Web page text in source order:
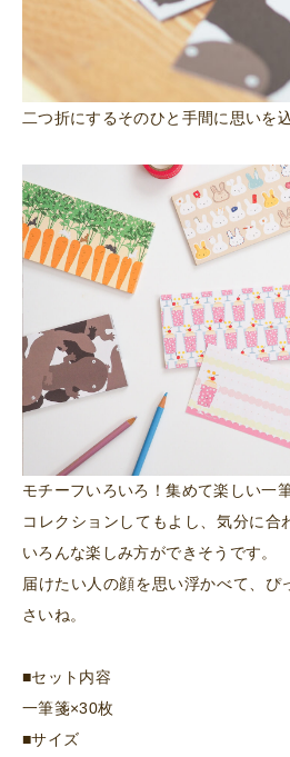
二つ折にするそのひと手間に思いを
モチーフいろいろ！集めて楽しい一
コレクションしてもよし、気分に合
いろんな楽しみ方ができそうです。
届けたい人の顔を思い浮かべて、ぴ
さいね。
■セット内容
一筆箋×30枚
■サイズ